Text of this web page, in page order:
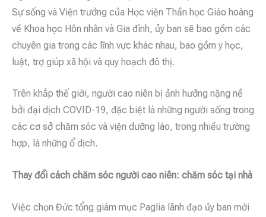
Sự sống và Viện trưởng của Học viện Thần học Giáo hoàng
về Khoa học Hôn nhân và Gia đình, ủy ban sẽ bao gồm các
chuyên gia trong các lĩnh vực khác nhau, bao gồm y học,
luật, trợ giúp xã hội và quy hoạch đô thị.
Trên khắp thế giới, người cao niên bị ảnh hưởng nặng nề
bởi đại dịch COVID-19, đặc biệt là những người sống trong
các cơ sở chăm sóc và viện dưỡng lão, trong nhiều trường
hợp, là những ổ dịch.
Thay đổi cách chăm sóc người cao niên: chăm sóc tại nhà
Việc chọn Đức tổng giám mục Paglia lãnh đạo ủy ban mới